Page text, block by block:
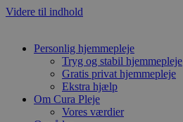
Videre til indhold
Personlig hjemmepleje
Tryg og stabil hjemmepleje
Gratis privat hjemmepleje
Ekstra hjælp
Om Cura Pleje
Vores værdier